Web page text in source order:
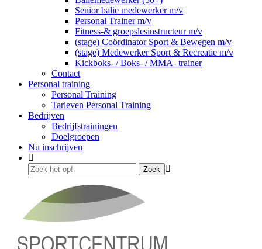
Senior balie medewerker m/v
Personal Trainer m/v
Fitness-& groepslesinstructeur m/v
(stage) Coördinator Sport & Bewegen m/v
(stage) Medewerker Sport & Recreatie m/v
Kickboks- / Boks- / MMA- trainer
Contact
Personal training
Personal Training
Tarieven Personal Training
Bedrijven
Bedrijfstrainingen
Doelgroepen
Nu inschrijven
Zoek